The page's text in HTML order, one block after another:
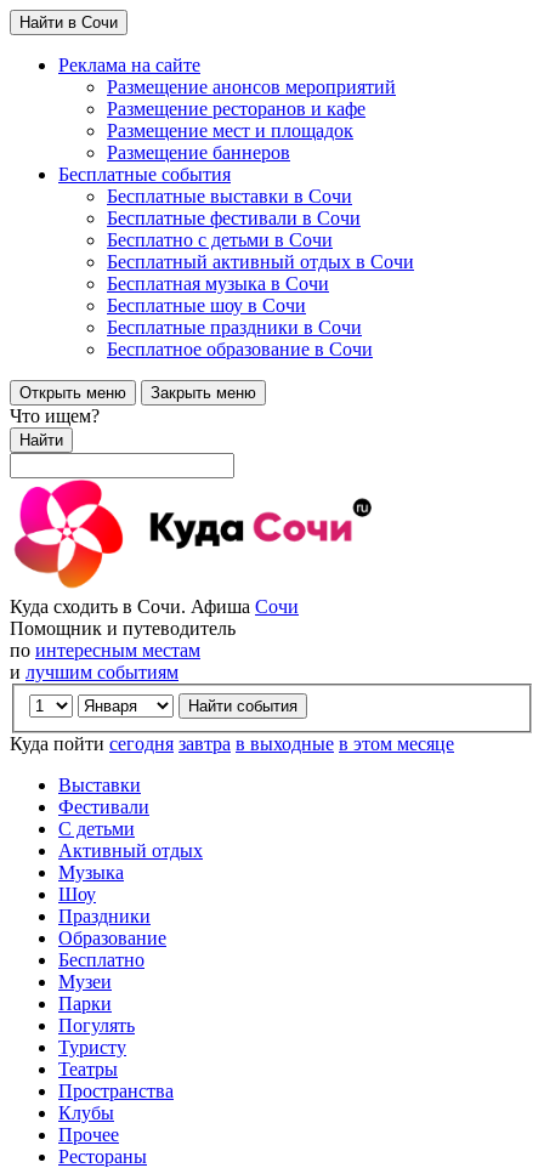
Найти в Сочи
Реклама на сайте
Размещение анонсов мероприятий
Размещение ресторанов и кафе
Размещение мест и площадок
Размещение баннеров
Бесплатные события
Бесплатные выставки в Сочи
Бесплатные фестивали в Сочи
Бесплатно с детьми в Сочи
Бесплатный активный отдых в Сочи
Бесплатная музыка в Сочи
Бесплатные шоу в Сочи
Бесплатные праздники в Сочи
Бесплатное образование в Сочи
Открыть меню Закрыть меню
Что ищем?
Найти
Куда сходить в Сочи. Афиша Сочи
Помощник и путеводитель
по интересным местам
и лучшим событиям
Куда пойти сегодня завтра в выходные в этом месяце
Выставки
Фестивали
С детьми
Активный отдых
Музыка
Шоу
Праздники
Образование
Бесплатно
Музеи
Парки
Погулять
Туристу
Театры
Пространства
Клубы
Прочее
Рестораны